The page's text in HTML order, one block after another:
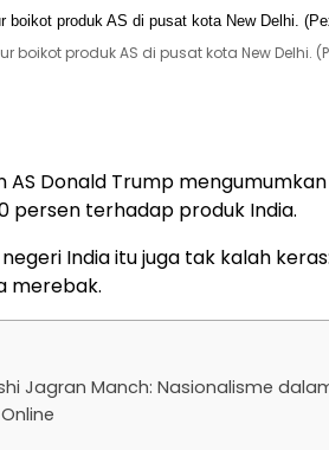
produk AS di pusat kota New Delhi.
AS Donald Trump
persen terhadap produk India.
India itu juga tak kalah
merebak.
Jagran Manch: Nasionalisme